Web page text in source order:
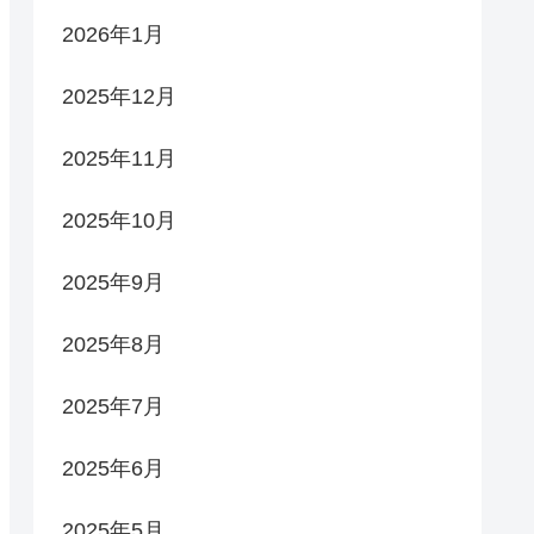
2026年1月
2025年12月
2025年11月
2025年10月
2025年9月
2025年8月
2025年7月
2025年6月